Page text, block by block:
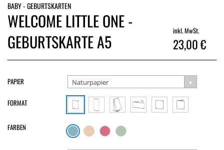
BABY - GEBURTSKARTEN
WELCOME LITTLE ONE -
GEBURTSKARTE A5
inkl. MwSt.
23,00 €
PAPIER Naturpapier
FORMAT
FARBEN